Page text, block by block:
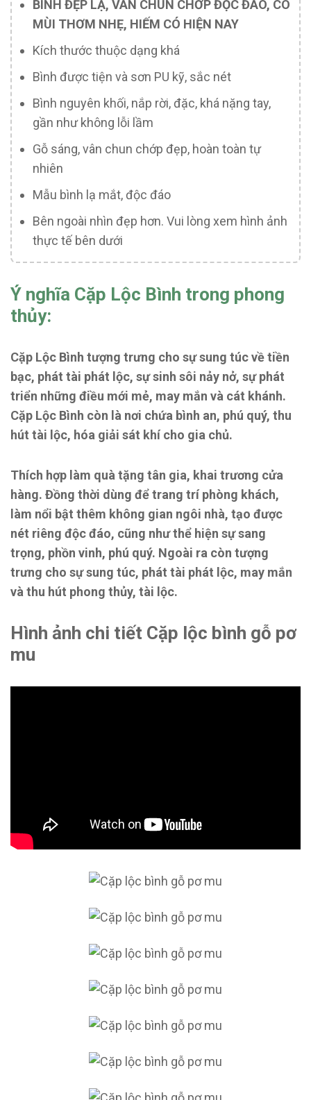
BÌNH ĐẸP LẠ, VÂN CHUN CHỚP ĐỘC ĐÁO, CÓ
MÙI THƠM NHẸ, HIẾM CÓ HIỆN NAY
Kích thước thuộc dạng khá
Bình được tiện và sơn PU kỹ, sắc nét
Bình nguyên khối, nắp rời, đặc, khá nặng tay,
gần như không lỗi lầm
Gỗ sáng, vân chun chớp đẹp, hoàn toàn tự
nhiên
Mẫu bình lạ mắt, độc đáo
Bên ngoài nhìn đẹp hơn. Vui lòng xem hình ảnh
thực tế bên dưới
Ý nghĩa Cặp Lộc Bình trong phong
thủy:
Cặp Lộc Bình tượng trưng cho sự sung túc về tiền
bạc, phát tài phát lộc, sự sinh sôi nảy nở, sự phát
triển những điều mới mẻ, may mắn và cát khánh.
Cặp Lộc Bình còn là nơi chứa bình an, phú quý, thu
hút tài lộc, hóa giải sát khí cho gia chủ.
Thích hợp làm quà tặng tân gia, khai trương cửa
hàng. Đồng thời dùng để trang trí phòng khách,
làm nổi bật thêm không gian ngôi nhà, tạo được
nét riêng độc đáo, cũng như thể hiện sự sang
trọng, phồn vinh, phú quý. Ngoài ra còn tượng
trưng cho sự sung túc, phát tài phát lộc, may mắn
và thu hút phong thủy, tài lộc.
Hình ảnh chi tiết Cặp lộc bình gỗ pơ
mu